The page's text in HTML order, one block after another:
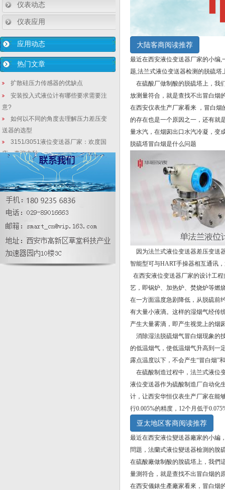
仪表动态
仪表应用
应用动态
热门文章
扩散硅压力传感器的优缺点
安装投入式液位计有哪些要求需要注
意?
如何以不同的角度去理解压力差压变
送器的选型
3151/3051液位变送器厂家：欢度国
庆，喜迎中秋
高精度3151插入筒式液位计_法兰直
装差压仪表提高热控稳定性
差压变送器校准时需要意哪些事项
3151数显液位变送器和数显数显液位
开关使用区别有那些
电表企业的机会来了，中东和北非将
安装5540万只智能电表
大陆客商阅读推荐
最近在西安液位变送器厂家的小编,
题,法兰式液位变送器检测的脱硫塔
在硫酸厂做制酸的脱硫塔上，我
放测量符合，就是查找不出冒白烟
在西安仪表生产厂家看来 ，冒白
的存在也是一个原因之一，还有就
量水汽，在烟囱出口水汽冷凝，变
脱硫塔冒白烟是什么问题
因为法兰式液位变送器差压变送
智能型可与HART手操器相互通讯
在西安液位变送器厂家的设计工
艺，即锅炉、加热炉、焚烧炉等燃
在一方面温度急剧降低，从脱硫前
有大量小液滴。这样的湿烟气经传
产生大量雾滴，即产生视觉上的烟
消除湿法脱硫烟气冒白烟现象的
的低温烟气，使低温烟气升高到一
露点温度以下，不会产生“冒白烟”和
在硫酸制造过程中，法兰式液位
液位变送器作为硫酸制造厂自动化
计，让西安华恒仪表生产厂家在能
行0.005%的精度， 12个月低于
亚太地区客商阅读推荐
最近在西安液位變送器廠家的小編
問題，法蘭式液位變送器檢測的脫
在硫酸廠做制酸的脫硫塔上，我們
量測符合，就是查找不出冒白烟的
在西安儀錶生產廠家看來，冒白烟